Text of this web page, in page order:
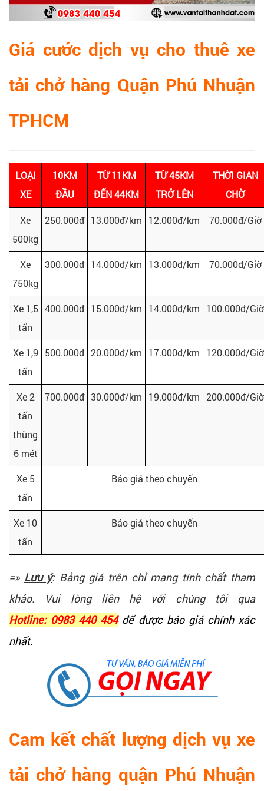
Giá cước dịch vụ cho thuê xe
tải chở hàng Quận Phú Nhuận
TPHCM
LOẠI
XE
10KM
ĐẦU
TỪ 11KM
ĐẾN 44KM
TỪ 45KM
TRỞ LÊN
THỜI GIAN
CHỜ
Xe
500kg
250.000đ 13.000đ/km 12.000đ/km 70.000đ/Giờ
Xe
750kg
300.000đ 14.000đ/km 13.000đ/km 70.000đ/Giờ
Xe 1,5
tấn
400.000đ 15.000đ/km 14.000đ/km 100.000đ/Giờ
Xe 1,9
tấn
500.000đ 20.000đ/km 17.000đ/km 120.000đ/Giờ
Xe 2
tấn
thùng
6 mét
700.000đ 30.000đ/km 19.000đ/km 200.000đ/Giờ
Xe 5
tấn
Báo giá theo chuyến
Xe 10
tấn
Báo giá theo chuyến
=» Lưu ý: Bảng giá trên chỉ mang tính chất tham
khảo. Vui lòng liên hệ với chúng tôi qua
Hotline: 0983 440 454 để được báo giá chính xác
nhất.
Cam kết chất lượng dịch vụ xe
tải chở hàng quận Phú Nhuận